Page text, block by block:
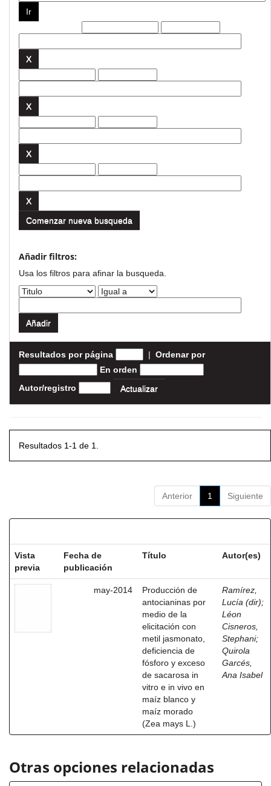
Comenzar nueva busqueda
Añadir filtros:
Usa los filtros para afinar la busqueda.
Resultados por página | Ordenar por
En orden
Autor/registro
Resultados 1-1 de 1.
Anterior 1 Siguiente
Vista
previa
Fecha de
publicación
Título Autor(es)
may-2014
Producción de
antocianinas por
medio de la
elicitación con
metil jasmonato,
deficiencia de
fósforo y exceso
de sacarosa in
vitro e in vivo en
maíz blanco y
maíz morado
(Zea mays L.)
Ramírez,
Lucía (dir);
Léon
Cisneros,
Stephani;
Quirola
Garcés,
Ana Isabel
Otras opciones relacionadas